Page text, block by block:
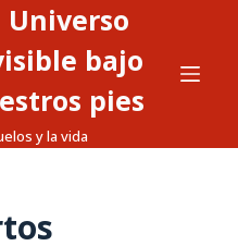
Universo
bajo
pies
y la vida